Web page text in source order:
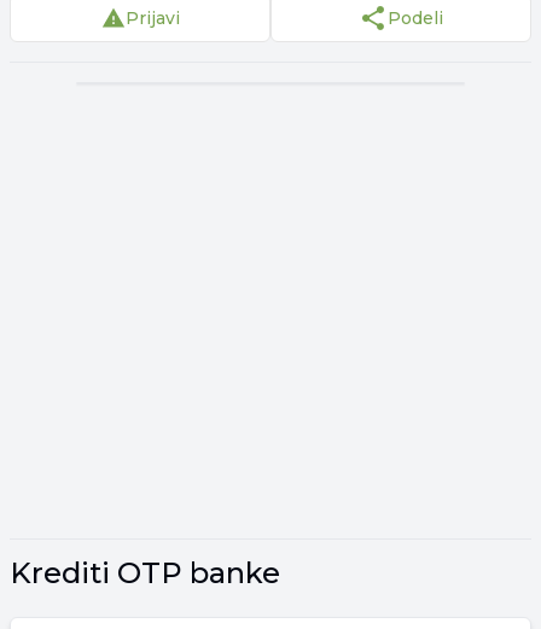
Prijavi Podeli
Krediti OTP banke